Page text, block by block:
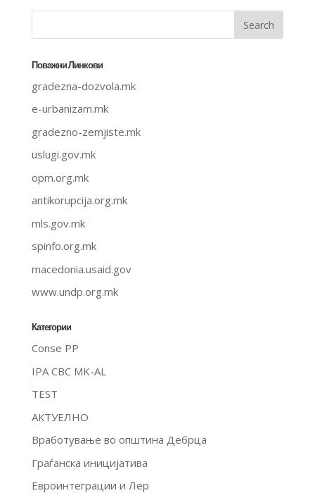
Поважни Линкови
gradezna-dozvola.mk
e-urbanizam.mk
gradezno-zemjiste.mk
uslugi.gov.mk
opm.org.mk
antikorupcija.org.mk
mls.gov.mk
spinfo.org.mk
macedonia.usaid.gov
www.undp.org.mk
Категории
Conse PP
IPA CBC MK-AL
TEST
АКТУЕЛНО
Вработување во општина Дебрца
Граѓанска иницијатива
Евроинтеграции и Лер